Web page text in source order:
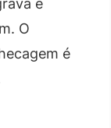
e
O
é